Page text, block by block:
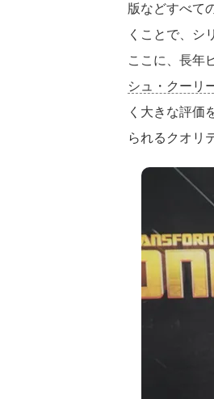
版などすべて
くことで、シ
ここに、長年
シュ・クーリ
く大きな評価
られるクオリ